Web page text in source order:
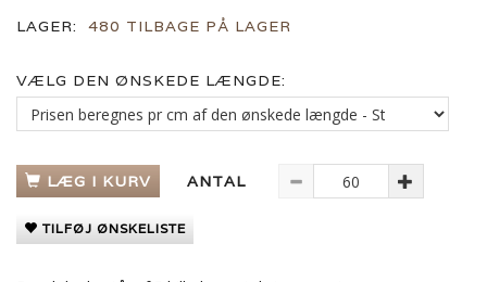
LAGER:
480 TILBAGE PÅ LAGER
VÆLG DEN ØNSKEDE LÆNGDE:
LÆG I KURV ANTAL
TILFØJ ØNSKELISTE